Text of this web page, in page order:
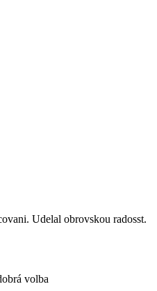
Udelal obrovskou radosst.
volba